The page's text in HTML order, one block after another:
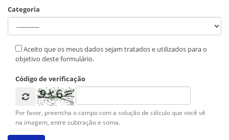
Categoria
Aceito que os meus dados sejam tratados e utilizados para o
objetivo deste formulário.
Código de verificação
Por favor, preencha o campo com a solução de cálculo que você vê
na imagem, entre subtração e soma.